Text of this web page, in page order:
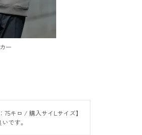
ー
75キロ / 購入サイLサイズ】
です。